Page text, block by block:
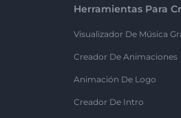
Herramientas Para
Visualizador De Música
Creador De Animaciones
Animación De Logo
Creador De Intro